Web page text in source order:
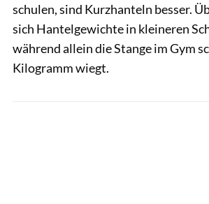
schulen, sind Kurzhanteln besser.
sich Hantelgewichte in kleineren
während allein die Stange im Gym
Kilogramm wiegt.